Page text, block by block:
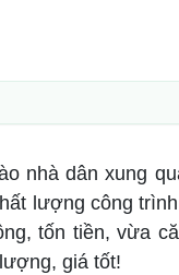
nhà dân xung
lượng công
tốn tiền, vừa
giá tốt!